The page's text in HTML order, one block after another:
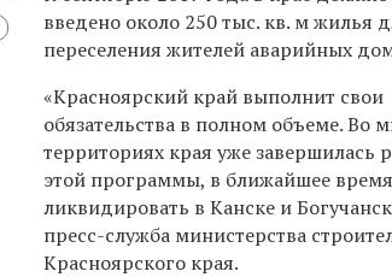
введено около 250 тыс. кв. м жилья
переселения жителей аварийных
«Красноярский край выполнит свои
обязательства в полном объеме. Во
территориях края уже завершилась
этой программы, в ближайшее
ликвидировать в Канске и
пресс-служба министерства
Красноярского края.